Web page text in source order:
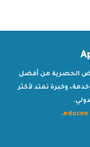
الحصرية من أفضل
وخبرة تمتد لأكثر
educon
.